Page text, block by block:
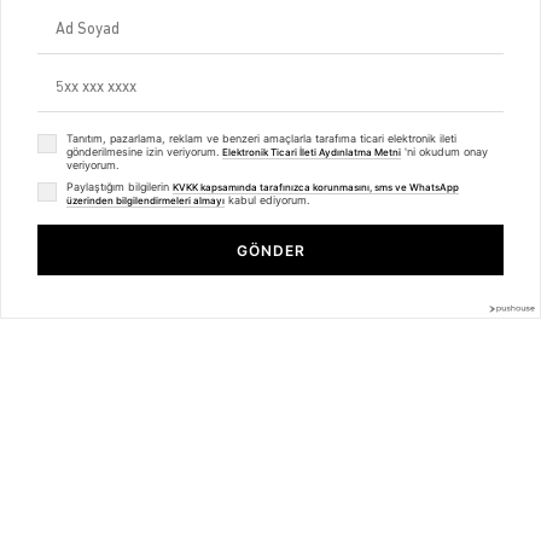
Ön Bilgilendirme Formu
Kargo Takip
Kategoriler
Basic Seri
BİZDEN HABERLER
Bültenimize Üye Olun ! Tüm İndirim ve Fırsatlardan İlk Sizin Haberiniz
Olsun !
Tanıtım, pazarlama, reklam ve benzeri amaçlarla tarafıma ticari elektronik ileti
gönderilmesine izin veriyorum. Elektronik Ticari İleti Aydınlatma Metni 'ni okudum onay
veriyorum.
Paylaştığım bilgilerin KVKK kapsamında tarafınızca korunmasını, sms ve WhatsApp
üzerinden bilgilendirmeleri almayı kabul ediyorum.
GÖNDER